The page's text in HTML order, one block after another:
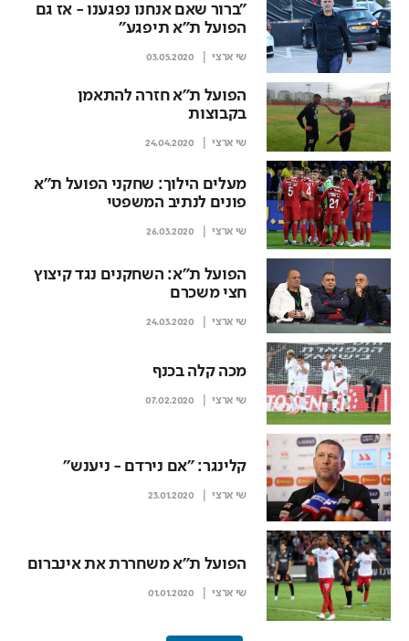
"ברור שאם אנחנו נפגענו - אז גם
הפועל ת"א תיפגע"
שי ארצי 03.05.2020
הפועל ת"א חזרה להתאמן
בקבוצות
שי ארצי 24.04.2020
מעלים הילוך: שחקני הפועל ת"א
פונים לנתיב המשפטי
שי ארצי 26.03.2020
הפועל ת"א: השחקנים נגד קיצוץ
חצי משכרם
שי ארצי 24.03.2020
מכה קלה בכנף
שי ארצי 07.02.2020
קלינגר: "אם נירדם - ניענש"
שי ארצי 23.01.2020
הפועל ת"א משחררת את אינברום
שי ארצי 01.01.2020